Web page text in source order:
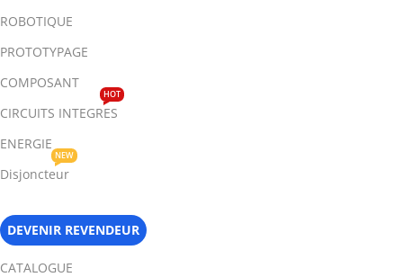
ROBOTIQUE
PROTOTYPAGE
COMPOSANT
CIRCUITS INTEGRES
HOT
ENERGIE
Disjoncteur
NEW
DEVENIR REVENDEUR
CATALOGUE